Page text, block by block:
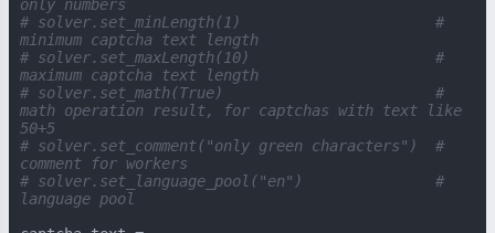
only numbers
# solver.set_minLength(1)                      #
minimum captcha text length
# solver.set_maxLength(10)                     #
maximum captcha text length
# solver.set_math(True)                        #
math operation result, for captchas with text like
50+5
# solver.set_comment("only green characters")  #
comment for workers
# solver.set_language_pool("en")               #
language pool